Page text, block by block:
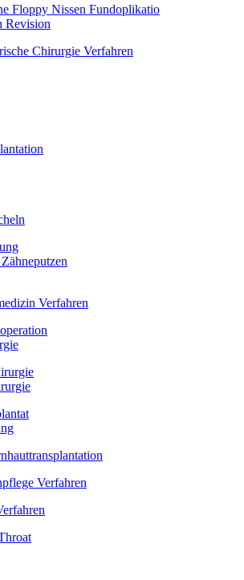
Floppy Nissen Fundoplikatio
Revision
Chirurgie Verfahren
Verfahren
Verfahren